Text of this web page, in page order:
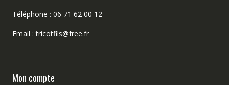
Téléphone : 06 71 62 00 12
Email : tricotfils@free.fr
Mon compte